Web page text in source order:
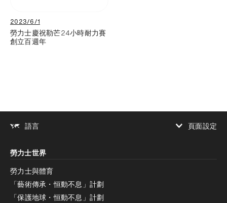
2023/6/1
勞力士慶祝勒芒24小時耐力賽
創立百週年
語言
頁面設定
增加對比度
停用
減少動畫
減少動畫
停用
勞力士世界
勞力士與體育
「藝術傳承・恒動不息」計劃
「保護地球・恒動不息」計劃